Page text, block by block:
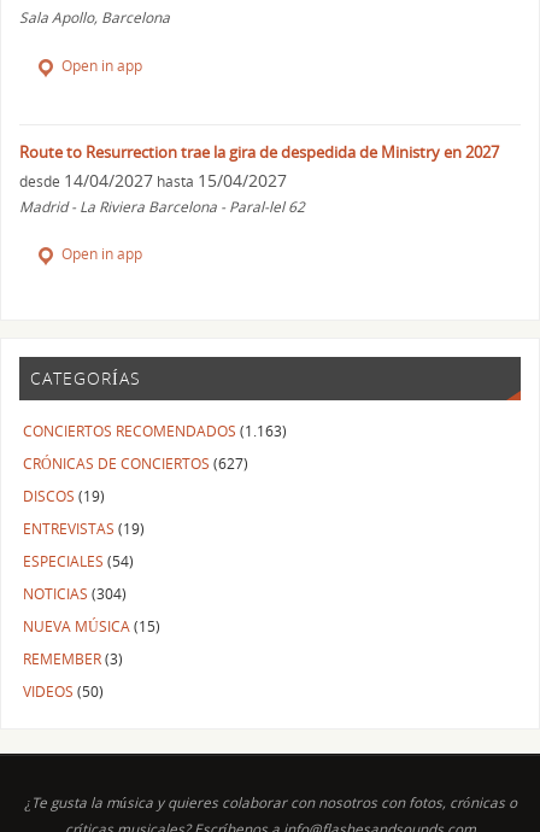
Sala Apollo, Barcelona
Open in app
Route to Resurrection trae la gira de despedida de Ministry en 2027
desde 14/04/2027 hasta 15/04/2027
Madrid - La Riviera Barcelona - Paral-lel 62
Open in app
CATEGORÍAS
CONCIERTOS RECOMENDADOS (1.163)
CRÓNICAS DE CONCIERTOS (627)
DISCOS (19)
ENTREVISTAS (19)
ESPECIALES (54)
NOTICIAS (304)
NUEVA MÚSICA (15)
REMEMBER(3)
VIDEOS (50)
¿Te gusta la música y quieres colaborar con nosotros con fotos, crónicas o
críticas musicales? Escríbenos a info@flashesandsounds.com